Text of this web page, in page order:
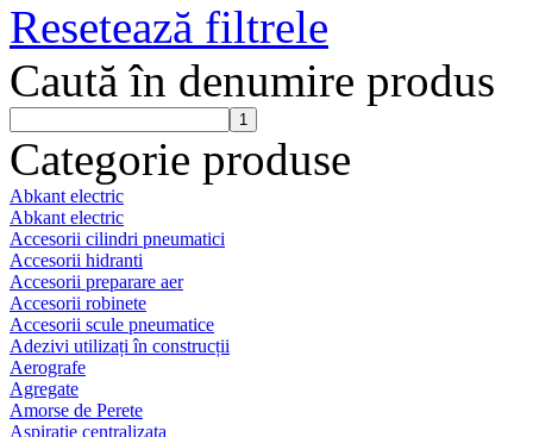
Resetează filtrele
Caută în denumire produs
Categorie produse
Abkant electric
Abkant electric
Accesorii cilindri pneumatici
Accesorii hidranti
Accesorii preparare aer
Accesorii robinete
Accesorii scule pneumatice
Adezivi utilizați în construcții
Aerografe
Agregate
Amorse de Perete
Aspiratie centralizata